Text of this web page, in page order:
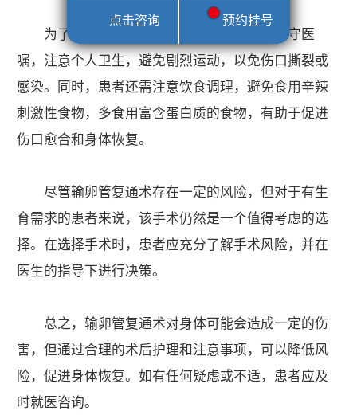
为了降低手术风险，患者在术后应严格遵守医
嘱，注意个人卫生，避免剧烈运动，以免伤口撕裂或
感染。同时，患者还需注意饮食调理，避免食用辛辣
刺激性食物，多食用富含蛋白质的食物，有助于促进
伤口愈合和身体恢复。
尽管输卵管复通术存在一定的风险，但对于有生
育需求的患者来说，该手术仍然是一个值得考虑的选
择。在选择手术时，患者应充分了解手术风险，并在
医生的指导下进行决策。
总之，输卵管复通术对身体可能会造成一定的伤
害，但通过合理的术后护理和注意事项，可以降低风
险，促进身体恢复。如有任何疑虑或不适，患者应及
时就医咨询。
点击咨询 预约挂号